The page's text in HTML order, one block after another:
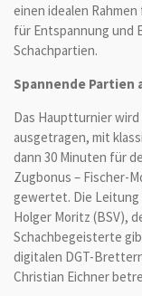
einen idealen
für Entspannung und
Schachpartien.
Spannende Partien
Das Hauptturnier wird
ausgetragen, mit
dann 30 Minuten für
Zugbonus – Fischer-
gewertet. Die Leitung
Holger Moritz (BSV),
Schachbegeisterte
digitalen DGT-
Christian Eichner